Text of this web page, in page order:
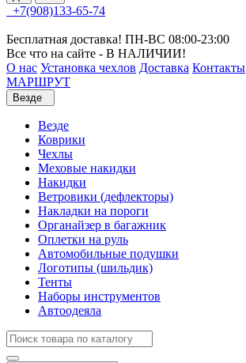
+7(908)133-65-74
Бесплатная доставка! ПН-ВС 08:00-23:00
Все что на сайте - В НАЛИЧИИ!
О нас Установка чехлов Доставка Контакты
МАРШРУТ
Везде
Везде
Коврики
Чехлы
Меховые накидки
Накидки
Ветровики (дефлекторы)
Накладки на пороги
Органайзер в багажник
Оплетки на руль
Автомобильные подушки
Логотипы (шильдик)
Тенты
Наборы инструментов
Автоодеяла